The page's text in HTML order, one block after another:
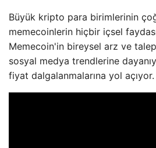
Büyük kripto para birimlerinin
memecoinlerin hiçbir içsel
Memecoin'in bireysel arz ve
sosyal medya trendlerine
fiyat dalgalanmalarına yol açıyor.